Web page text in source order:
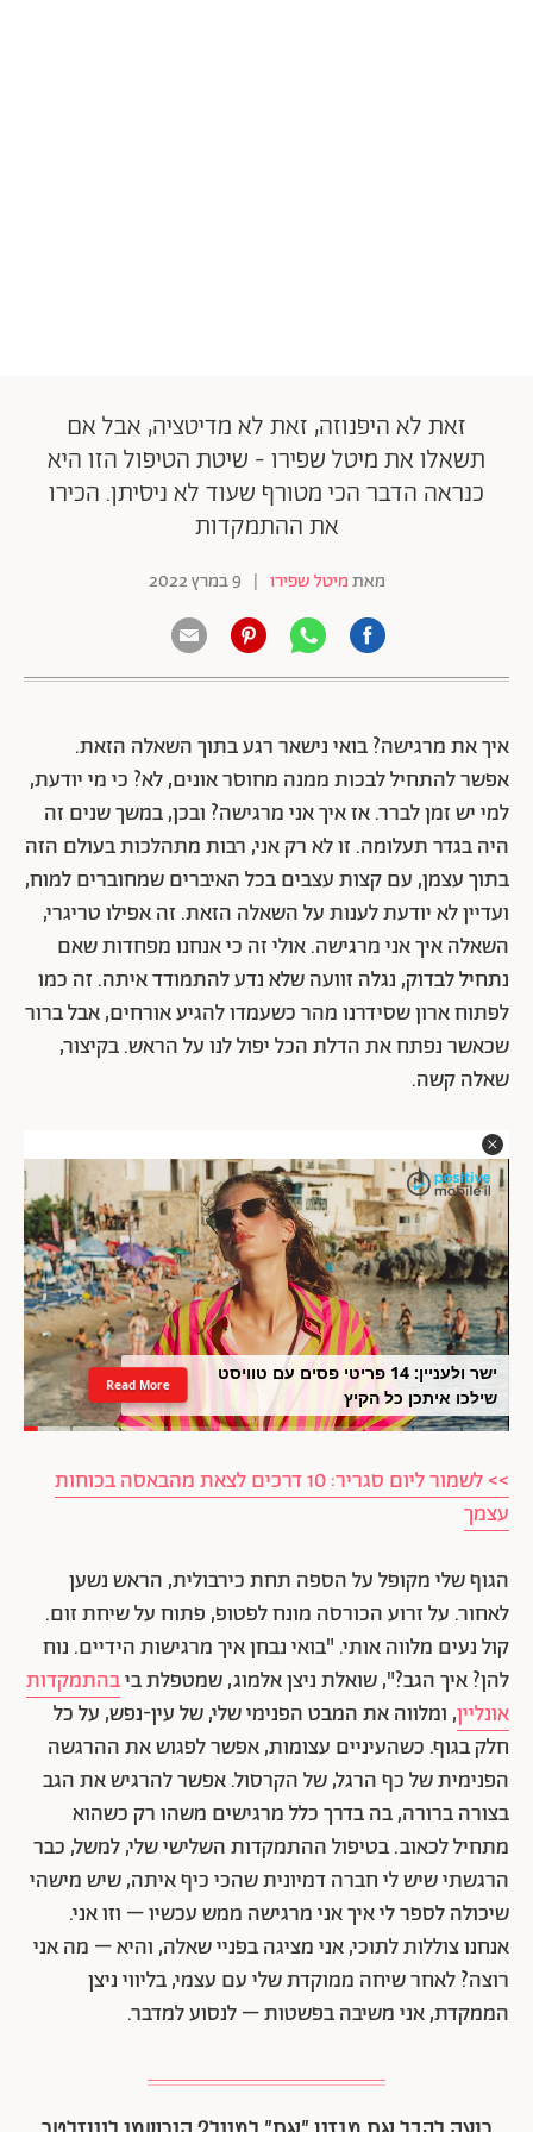
זאת לא היפנוזה, זאת לא מדיטציה, אבל אם
תשאלו את מיטל שפירו - שיטת הטיפול הזו היא
כנראה הדבר הכי מטורף שעוד לא ניסיתן. הכירו
את ההתמקדות
מאתמיטל שפירו | 9 במרץ 2022
איך את מרגישה? בואי נישאר רגע בתוך השאלה הזאת.
אפשר להתחיל לבכות ממנה מחוסר אונים, לא? כי מי יודעת,
למי יש זמן לברר. אז איך אני מרגישה? ובכן, במשך שנים זה
היה בגדר תעלומה. זו לא רק אני, רבות מתהלכות בעולם הזה
בתוך עצמן, עם קצות עצבים בכל האיברים שמחוברים למוח,
ועדיין לא יודעת לענות על השאלה הזאת. זה אפילו טריגרי,
השאלה איך אני מרגישה. אולי זה כי אנחנו מפחדות שאם
נתחיל לבדוק, נגלה זוועה שלא נדע להתמודד איתה. זה כמו
לפתוח ארון שסידרנו מהר כשעמדו להגיע אורחים, אבל ברור
שכאשר נפתח את הדלת הכל יפול לנו על הראש. בקיצור,
שאלה קשה.
ישר ולעניין: 14 פריטי פסים עם טוויסט
שילכו איתכן כל הקיץ
Read More
>> לשמור ליום סגריר: 10 דרכים לצאת מהבאסה בכוחות
עצמך
הגוף שלי מקופל על הספה תחת כירבולית, הראש נשען
לאחור. על זרוע הכורסה מונח לפטופ, פתוח על שיחת זום.
קול נעים מלווה אותי. "בואי נבחן איך מרגישות הידיים. נוח
להן? איך הגב?", שואלת ניצן אלמוג, שמטפלת ביבהתמקדות
אונליין, ומלווה את המבט הפנימי שלי, של עין-נפש, על כל
חלק בגוף. כשהעיניים עצומות, אפשר לפגוש את ההרגשה
הפנימית של כף הרגל, של הקרסול. אפשר להרגיש את הגב
בצורה ברורה, בה בדרך כלל מרגישים משהו רק כשהוא
מתחיל לכאוב. בטיפול ההתמקדות השלישי שלי, למשל, כבר
הרגשתי שיש לי חברה דמיונית שהכי כיף איתה, שיש מישהי
שיכולה לספר לי איך אני מרגישה ממש עכשיו – וזו אני.
אנחנו צוללות לתוכי, אני מציגה בפניי שאלה, והיא – מה אני
רוצה? לאחר שיחה ממוקדת שלי עם עצמי, בליווי ניצן
הממקדת, אני משיבה בפשטות – לנסוע למדבר.